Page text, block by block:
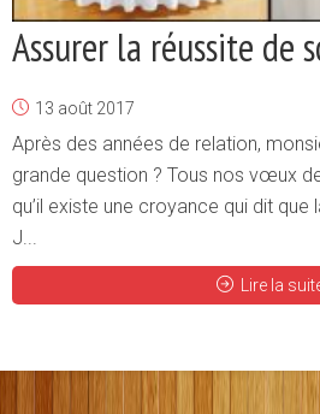
Assurer la réussite de
13 août 2017
Après des années de relation,
grande question ? Tous nos vœux
qu’il existe une croyance qui dit
J...
Lire la